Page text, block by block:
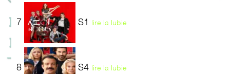
7 S1 lire la lubie
8 S4 lire la lubie